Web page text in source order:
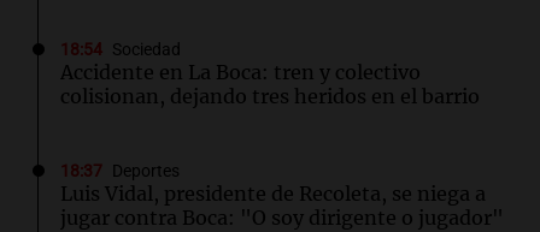
18:54 Sociedad
Accidente en La Boca: tren y colectivo
colisionan, dejando tres heridos en el barrio
18:37 Deportes
Luis Vidal, presidente de Recoleta, se niega a
jugar contra Boca: "O soy dirigente o jugador"